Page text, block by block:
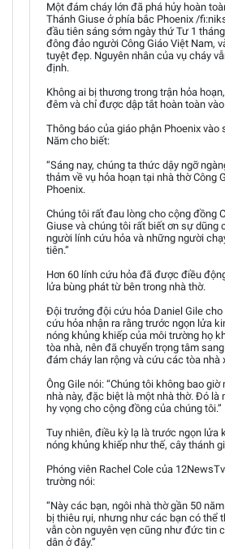
Một đám cháy lớn đã phá hủy hoàn
Thánh Giuse ở phía bắc Phoenix /
đầu tiên sáng sớm ngày thứ Tư 1
đông đảo người Công Giáo Việt Nam,
tuyệt đẹp. Nguyên nhân của vụ cháy
định.
Không ai bị thương trong trận hỏa
đêm và chỉ được dập tắt hoàn toàn
Thông báo của giáo phận Phoenix vào
Năm cho biết:
“Sáng nay, chúng ta thức dậy ngỡ
thảm về vụ hỏa hoạn tại nhà thờ Công
Phoenix.
Chúng tôi rất đau lòng cho cộng đồng
Giuse và chúng tôi rất biết ơn sự dũng
người lính cứu hỏa và những người
tiên.”
Hơn 60 lính cứu hỏa đã được điều
lửa bùng phát từ bên trong nhà thờ.
Đội trưởng đội cứu hỏa Daniel Gile
cứu hỏa nhận ra rằng trước ngọn lửa
nóng khủng khiếp của môi trường họ
tòa nhà, nên đã chuyển trọng tâm
đám cháy lan rộng và cứu các tòa nhà
Ông Gile nói: “Chúng tôi không bao
nhà này, đặc biệt là một nhà thờ. Đó là
hy vọng cho cộng đồng của chúng tôi.”
Tuy nhiên, điều kỳ lạ là trước ngọn lửa
nóng khủng khiếp như thế, cây thánh
Phóng viên Rachel Cole của
trường nói:
“Này các bạn, ngôi nhà thờ gần 50
bị thiêu rụi, nhưng như các bạn có thể
vẫn còn nguyên vẹn cũng như đức tin
dân ở đây.”